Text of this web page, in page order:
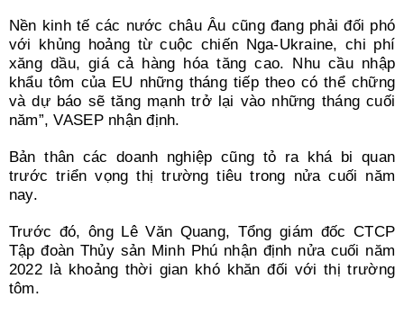
Nền kinh tế các nước châu Âu cũng đang phải đối phó
với khủng hoảng từ cuộc chiến Nga-Ukraine, chi phí
xăng dầu, giá cả hàng hóa tăng cao. Nhu cầu nhập
khẩu tôm của EU những tháng tiếp theo có thể chững
và dự báo sẽ tăng mạnh trở lại vào những tháng cuối
năm”, VASEP nhận định.
Bản thân các doanh nghiệp cũng tỏ ra khá bi quan
trước triển vọng thị trường tiêu trong nửa cuối năm
nay.
Trước đó, ông Lê Văn Quang, Tổng giám đốc CTCP
Tập đoàn Thủy sản Minh Phú nhận định nửa cuối năm
2022 là khoảng thời gian khó khăn đối với thị trường
tôm.